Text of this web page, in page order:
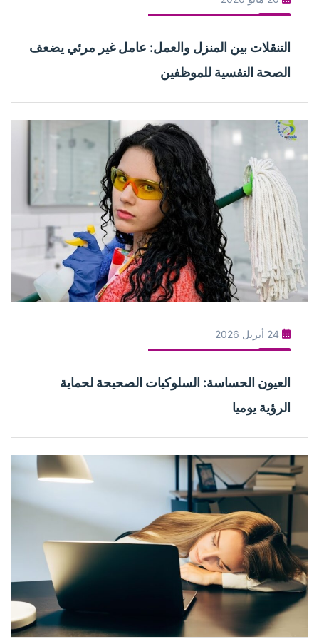
التنقلات بين المنزل والعمل: عامل غير مرئي يضعف
الصحة النفسية للموظفين
24 أبريل 2026
العيون الحساسة: السلوكيات الصحيحة لحماية
الرؤية يوميا